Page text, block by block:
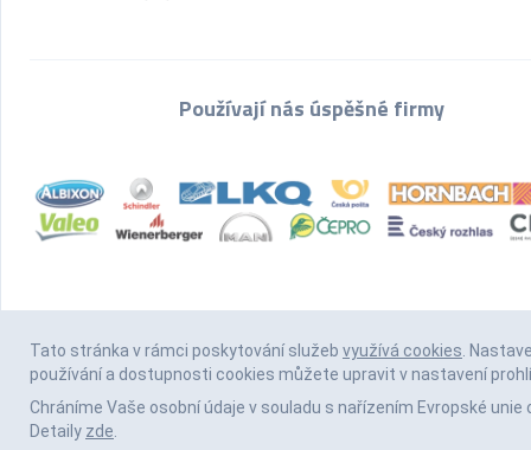
Používají nás úspěšné firmy
Tato stránka v rámci poskytování služeb využívá cookies.
používání a dostupnosti cookies můžete upravit v nastavení
Chráníme Vaše osobní údaje v souladu s nařízením Evropské unie
Detaily zde.